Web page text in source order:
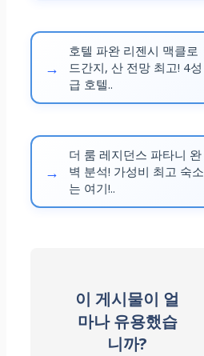
호텔 파완 리젠시 맥클로
드간지, 산 전망 최고! 4성
급 호텔..
더 룸 레지던스 파타니 완
벽 분석! 가성비 최고 숙소
는 여기!..
이 게시물이 얼
마나 유용했습
니까?